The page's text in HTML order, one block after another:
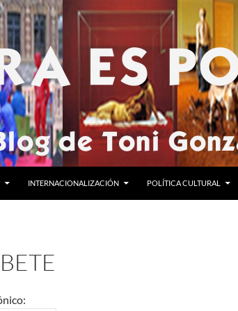
INTERNACIONALIZACIÓN POLÍTICA CULTURAL